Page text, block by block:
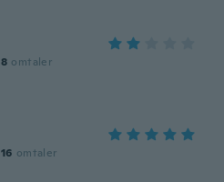
8 omtaler
16 omtaler